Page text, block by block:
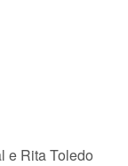
e Rita Toledo